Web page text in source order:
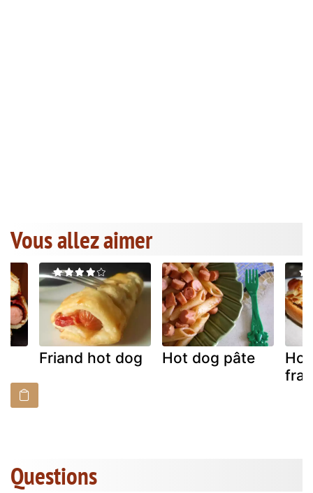
Vous allez aimer
Friand hot dog Hot dog pâte
Questions